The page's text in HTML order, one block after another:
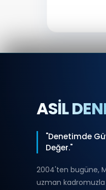
ASİL
"Denetimde
Değer."
2004'ten bugüne,
uzman kadromuzla